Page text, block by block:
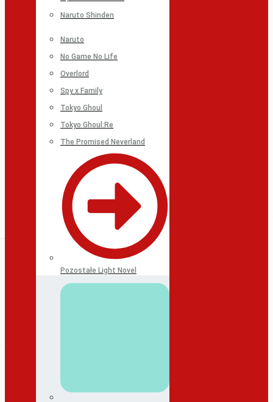
Naruto Shinden
Naruto
No Game No Life
Overlord
Spy x Family
Tokyo Ghoul
Tokyo Ghoul:Re
The Promised Neverland
Pozostałe Light Novel